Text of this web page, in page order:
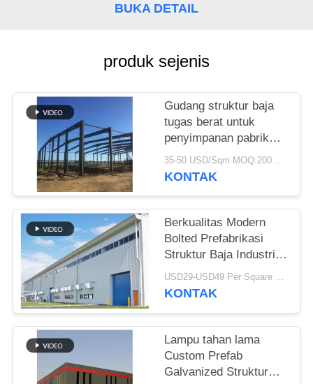
KESALAHAN
BLOG
SITEMAP
PRIVACY
POLICY
BUKA DETAIL
produk sejenis
Gudang struktur baja
tugas berat untuk
penyimpanan pabrik
semen
35-50 USD/Sqm MOQ:200 meter persegi
KONTAK
Berkualitas Modern
Bolted Prefabrikasi
Struktur Baja Industri
Gudang Untuk Pabrik
USD29-USD49 Per Square Meter MOQ:200 meter persegi
KONTAK
Lampu tahan lama
Custom Prefab
Galvanized Struktur